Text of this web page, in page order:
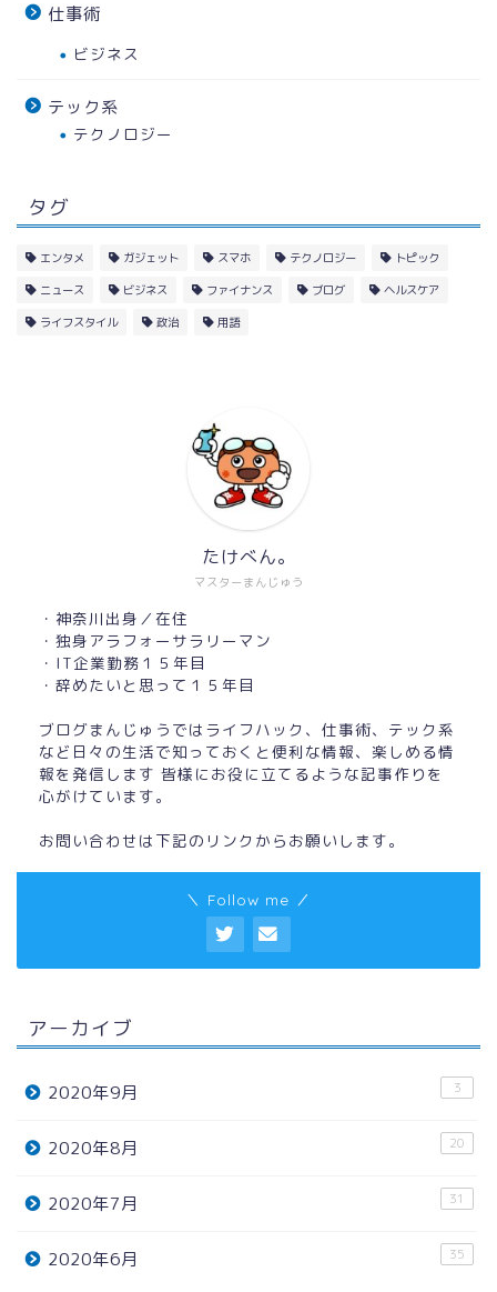
仕事術
ビジネス
テック系
テクノロジー
タグ
エンタメ ガジェット スマホ テクノロジー トピック
ニュース ビジネス ファイナンス ブログ ヘルスケア
ライフスタイル 政治 用語
マスターまんじゅう
たけべん。
・神奈川出身／在住
・独身アラフォーサラリーマン
・IT企業勤務１５年目
・辞めたいと思って１５年目
ブログまんじゅうではライフハック、仕事術、テック系
など日々の生活で知っておくと便利な情報、楽しめる情
報を発信します 皆様にお役に立てるような記事作りを
心がけています。
お問い合わせは下記のリンクからお願いします。
＼ Follow me ／
アーカイブ
2020年9月 3
2020年8月 20
2020年7月 31
2020年6月 35